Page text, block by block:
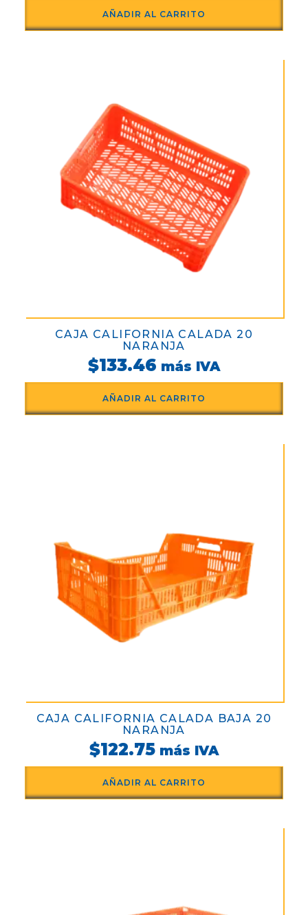
AÑADIR AL CARRITO
CAJA CALIFORNIA CALADA 20
NARANJA
$133.46 más IVA
AÑADIR AL CARRITO
CAJA CALIFORNIA CALADA BAJA 20
NARANJA
$122.75 más IVA
AÑADIR AL CARRITO